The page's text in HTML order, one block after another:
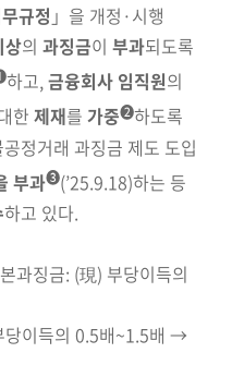
규정 」을 개정·시행
상의 과징금이 부과되도록
하고,금융회사 임직원의
한 제재를 가중➋하도록
정거래 과징금 제도 도입
부과➌(’25.9.18)하는 등
하고 있다.
과징금: (現) 부당이득의
당이득의 0.5배~1.5배 →